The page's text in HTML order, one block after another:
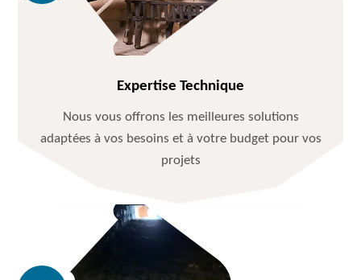
Expertise Technique
Nous vous offrons les meilleures solutions
adaptées à vos besoins et à votre budget pour vos
projets